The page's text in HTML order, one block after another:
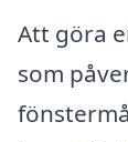
Att göra
som